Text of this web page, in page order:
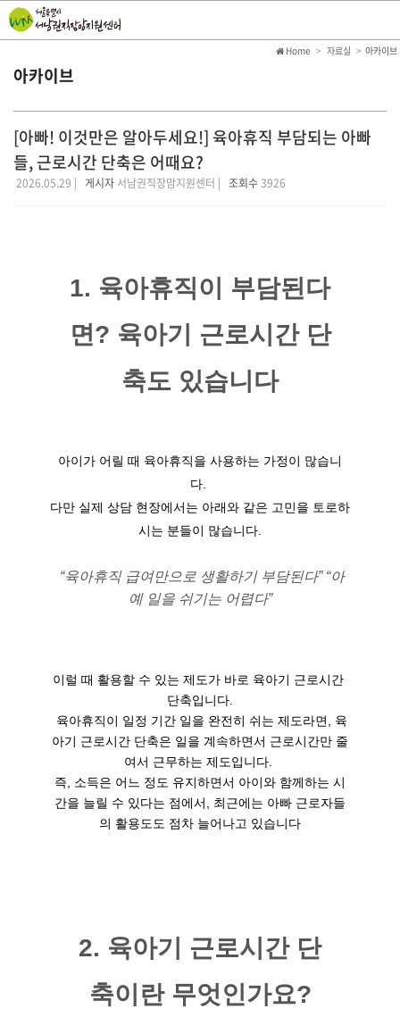
아카이브
Home 자료실 아카이브
[아빠! 이것만은 알아두세요!] 육아휴직 부담되는 아빠
들, 근로시간 단축은 어때요?
2026.05.29 | 게시자 서남권직장맘지원센터 | 조회수3926
1. 육아휴직이 부담된다
면? 육아기 근로시간 단
축도 있습니다
아이가 어릴 때 육아휴직을 사용하는 가정이 많습니
다.
다만 실제 상담 현장에서는 아래와 같은 고민을 토로하
시는 분들이 많습니다.
“육아휴직 급여만으로 생활하기 부담된다” “아
예 일을 쉬기는 어렵다”
이럴 때 활용할 수 있는 제도가 바로 육아기 근로시간
단축입니다.
아기 근로시간 단축은 일을 계속하면서 근로시간만 줄
여서 근무하는 제도입니다.
즉, 소득은 어느 정도 유지하면서 아이와 함께하는 시
간을 늘릴 수 있다는 점에서, 최근에는 아빠 근로자들
의 활용도도 점차 늘어나고 있습니다
2. 육아기 근로시간 단
축이란 무엇인가요?